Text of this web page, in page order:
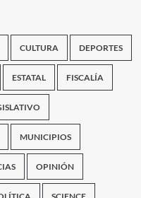
CULTURA DEPORTES
ESTATAL FISCALÍA
MUNICIPIOS
OPINIÓN